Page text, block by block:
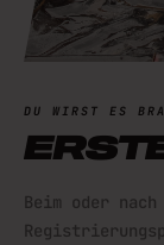
DU WIRST ES
Beim oder